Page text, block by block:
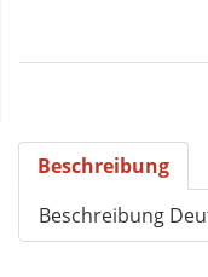
Beschreibung
Beschreibung